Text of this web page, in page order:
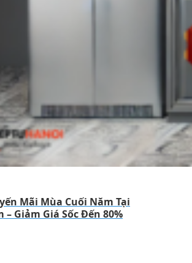
Mãi Mùa Cuối Năm Tại
Giảm Giá Sốc Đến 80%